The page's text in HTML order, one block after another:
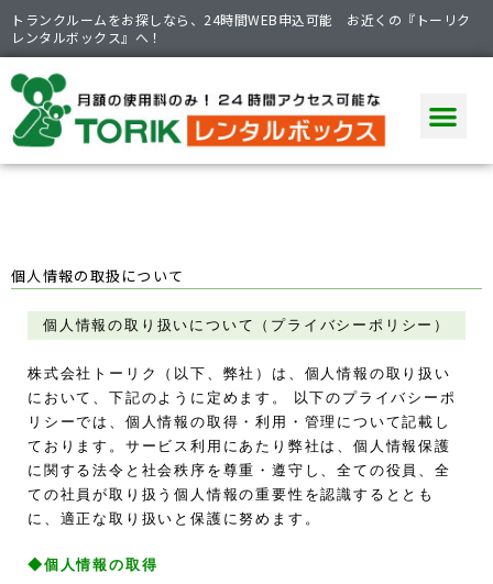
トランクルームをお探しなら、24時間WEB申込可能 お近くの『トーリク
レンタルボックス』へ！
個人情報の取扱について
個人情報の取り扱いについて（プライバシーポリシー）
株式会社トーリク（以下、弊社）は、個人情報の取り扱い
において、下記のように定めます。 以下のプライバシーポ
リシーでは、個人情報の取得・利用・管理について記載し
ております。サービス利用にあたり弊社は、個人情報保護
に関する法令と社会秩序を尊重・遵守し、全ての役員、全
ての社員が取り扱う個人情報の重要性を認識するととも
に、適正な取り扱いと保護に努めます。
◆個人情報の取得